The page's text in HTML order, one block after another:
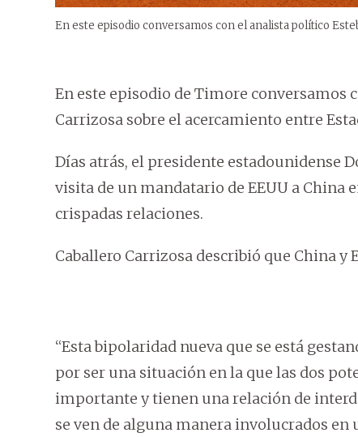
En este episodio conversamos con el analista político
En este episodio de Timore conversamos
Carrizosa sobre el acercamiento entre
Días atrás, el presidente estadounidense
visita de un mandatario de EEUU a China
crispadas relaciones.
Caballero Carrizosa describió que China y
“Esta bipolaridad nueva que se está
por ser una situación en la que las dos
importante y tienen una relación de
se ven de alguna manera involucrados